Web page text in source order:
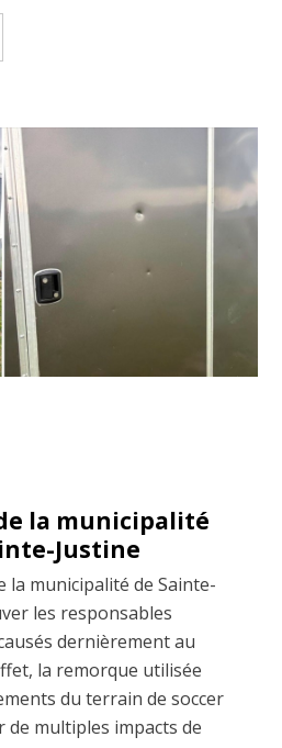
la municipalité
Justine
la municipalité de Sainte-
les responsables
dernièrement au
la remorque utilisée
du terrain de soccer
de multiples impacts de